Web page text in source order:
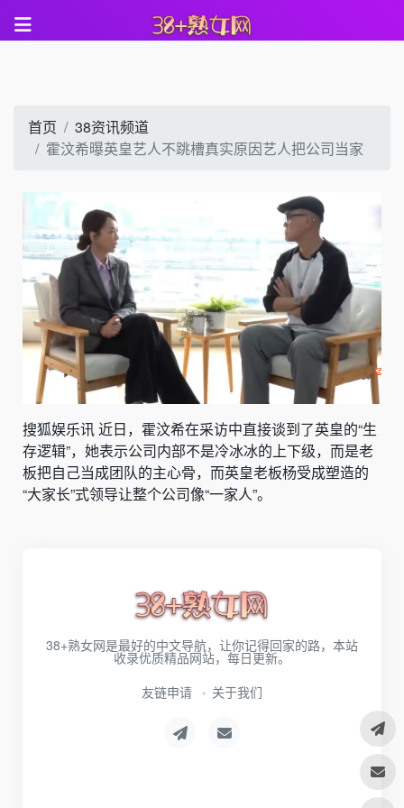
首页
38资讯频道
霍汶希曝英皇艺人不跳槽真实原因艺人把公司当家
搜狐娱乐讯 近日，霍汶希在采访中直接谈到了英皇的“生
存逻辑”，她表示公司内部不是冷冰冰的上下级，而是老
板把自己当成团队的主心骨，而英皇老板杨受成塑造的
“大家长”式领导让整个公司像“一家人”。
38+熟女网是最好的中文导航，让你记得回家的路，本站
收录优质精品网站，每日更新。
友链申请
关于我们